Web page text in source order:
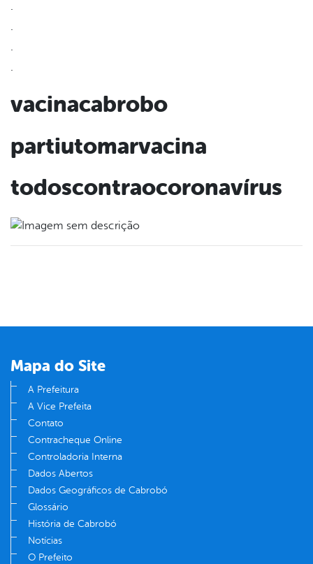
vacinacabrobo
partiutomarvacina
todoscontraocoronavírus
Mapa do Site
A Prefeitura
A Vice Prefeita
Contato
Contracheque Online
Controladoria Interna
Dados Abertos
Dados Geográficos de Cabrobó
Glossário
História de Cabrobó
Notícias
O Prefeito